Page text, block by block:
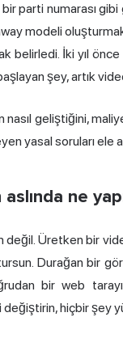
parti numarası
modeli
belirledi. İki yıl
şey, artık video
nasıl geliştiğini,
yasal soruları ele
ne
Üretken bir
Durağan bir
bir web
hiçbir şey